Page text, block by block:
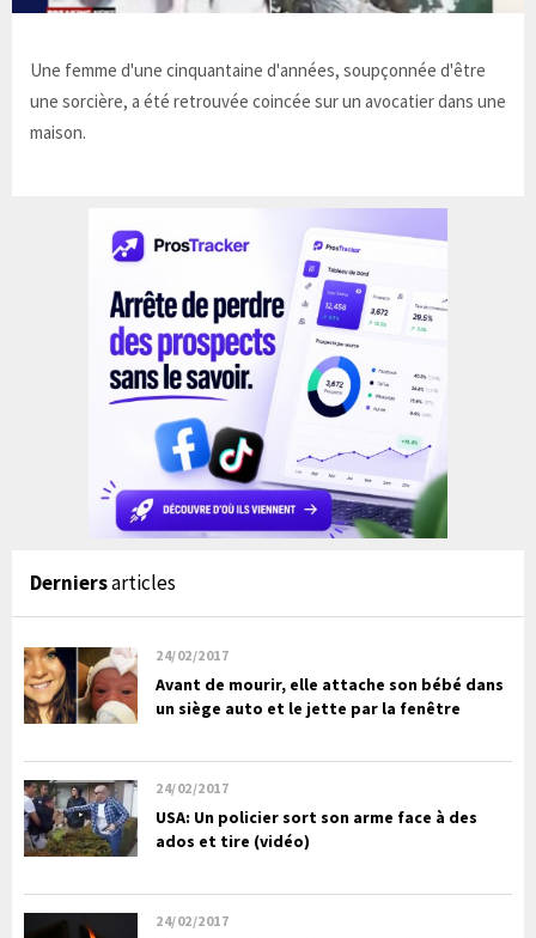
Une femme d'une cinquantaine d'années, soupçonnée d'être
une sorcière, a été retrouvée coincée sur un avocatier dans une
maison.
Derniersarticles
24/02/2017
Avant de mourir, elle attache son bébé dans
un siège auto et le jette par la fenêtre
24/02/2017
USA: Un policier sort son arme face à des
ados et tire (vidéo)
24/02/2017